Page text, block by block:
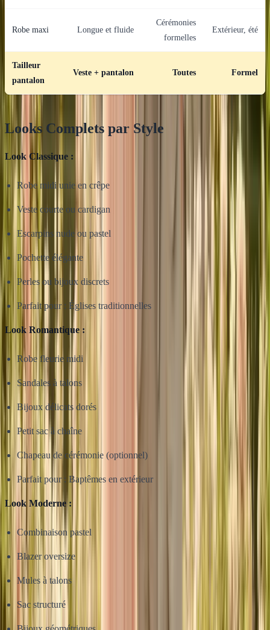
Robe maxi Longue et fluide
Cérémonies
formelles
Extérieur, été
Tailleur
pantalon
Veste + pantalon Toutes Formel
Looks Complets par Style
Look Classique :
Robe midi unie en crêpe
Veste courte ou cardigan
Escarpins nude ou pastel
Pochette élégante
Perles ou bijoux discrets
Parfait pour : Églises traditionnelles
Look Romantique :
Robe fleurie midi
Sandales à talons
Bijoux délicats dorés
Petit sac à chaîne
Chapeau de cérémonie (optionnel)
Parfait pour : Baptêmes en extérieur
Look Moderne :
Combinaison pastel
Blazer oversize
Mules à talons
Sac structuré